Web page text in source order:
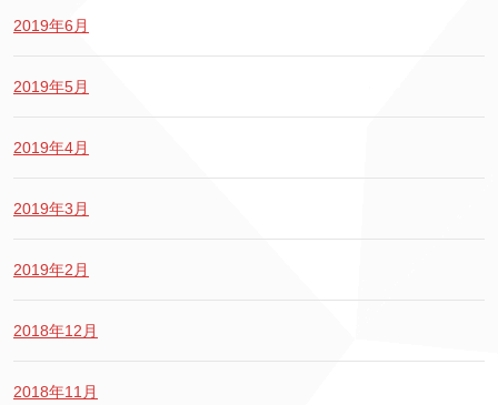
2019年6月
2019年5月
2019年4月
2019年3月
2019年2月
2018年12月
2018年11月